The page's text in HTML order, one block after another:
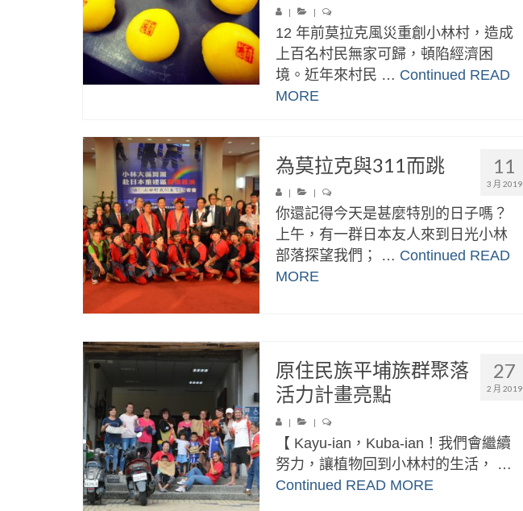
| |
12 年前莫拉克風災重創小林村，造成
上百名村民無家可歸，頓陷經濟困
境。近年來村民 … Continued READ
MORE
11
3 月 2019
為莫拉克與311而跳
你還記得今天是甚麼特別的日子嗎？
上午，有一群日本友人來到日光小林
部落探望我們； … Continued READ
MORE
27
2 月 2019
原住民族平埔族群聚落
活力計畫亮點
| |
【 Kayu-ian，Kuba-ian！我們會繼續
努力，讓植物回到小林村的生活， …
Continued READ MORE